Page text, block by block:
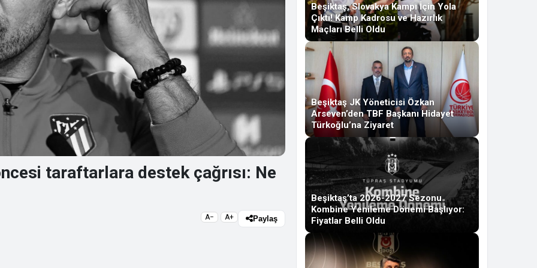
taraftarlara destek çağrısı: Ne
A− A+ Paylaş
Beşiktaş, Slovakya Kampı İçin Yola
Çıktı! Kamp Kadrosu ve Hazırlık
Maçları Belli Oldu
Beşiktaş JK Yöneticisi Özkan
Arseven’den TBF Başkanı Hidayet
Türkoğlu’na Ziyaret
Beşiktaş’ta 2026-2027 Sezonu
Kombine Yenileme Dönemi Başlıyor:
Fiyatlar Belli Oldu